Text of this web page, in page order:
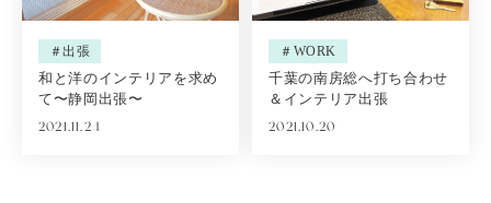
＃出張
和と洋のインテリアを求め
て〜静岡出張〜
2021.11.24
＃WORK
千葉の南房総へ打ち合わせ
＆インテリア出張
2021.10.20